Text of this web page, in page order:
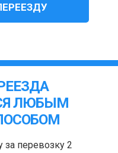
ЛЮБЫМ
за перевозку 2